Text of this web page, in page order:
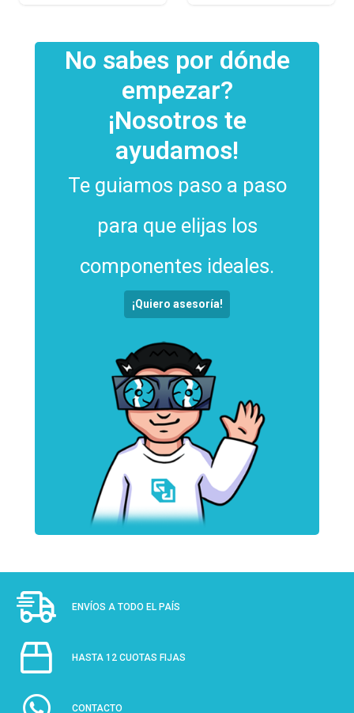
No sabes por dónde
empezar?
¡Nosotros te
ayudamos!
Te guiamos paso a paso
para que elijas los
componentes ideales.
¡Quiero asesoría!
ENVÍOS A TODO EL PAÍS
HASTA 12 CUOTAS FIJAS
CONTACTO